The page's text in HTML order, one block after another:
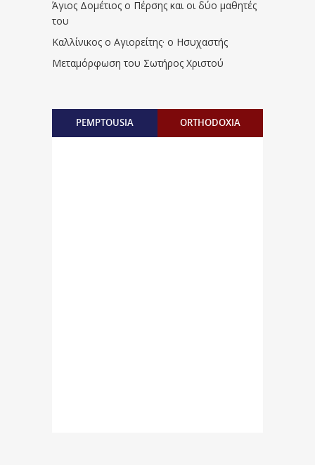
Άγιος Δομέτιος ο Πέρσης και οι δύο μαθητές
του
Καλλίνικος ο Αγιορείτης · ο Ησυχαστής
Μεταμόρφωση του Σωτήρος Χριστού
PEMPTOUSIA ORTHODOXIA